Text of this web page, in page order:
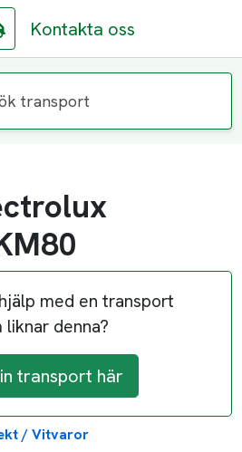
Kontakta oss
transport
med en transport
liknar denna?
transport här
/ Vitvaror